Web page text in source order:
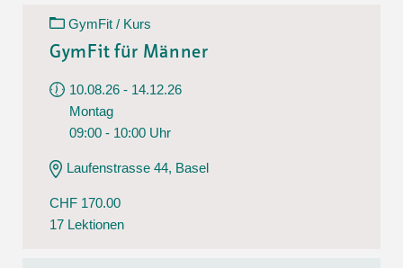
GymFit / Kurs
GymFit für Männer
10.08.26 - 14.12.26
Montag
09:00 - 10:00 Uhr
Laufenstrasse 44, Basel
CHF 170.00
17 Lektionen